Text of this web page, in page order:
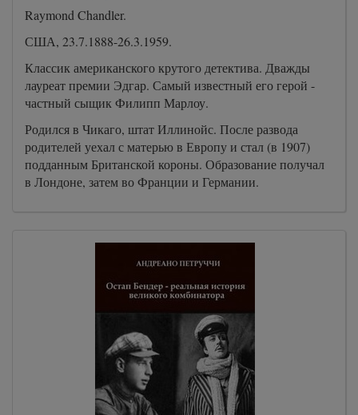
Raymond Chandler.
США, 23.7.1888-26.3.1959.
Классик американского крутого детектива. Дважды
лауреат премии Эдгар. Самый известный его герой -
частный сыщик Филипп Марлоу.
Родился в Чикаго, штат Иллинойс. После развода
родителей уехал с матерью в Европу и стал (в 1907)
подданным Британской короны. Образование получал
в Лондоне, затем во Франции и Германии.